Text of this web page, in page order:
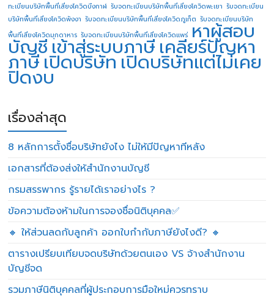
ทะเบียนบริษัทพื้นที่เสี่ยงโควิดบึงกาฬ รับจดทะเบียนบริษัทพื้นที่เสี่ยงโควิดพะเยา รับจดทะเบียน
บริษัทพื้นที่เสี่ยงโควิดพังงา รับจดทะเบียนบริษัทพื้นที่เสี่ยงโควิดภูเก็ต รับจดทะเบียนบริษัท
พื้นที่เสี่ยงโควิดมุกดาหาร รับจดทะเบียนบริษัทพื้นที่เสี่ยงโควิดแพร่ หาผู้สอบ
บัญชี เข้าสู่ระบบภาษี เคลียร์ปัญหา
ภาษีเปิดบริษัทเปิดบริษัทแต่ไม่เคย
ปิดงบ
เรื่องล่าสุด
8 หลักการตั้งชื่อบริษัทยังไง ไม่ให้มีปัญหาทีหลัง
เอกสารที่ต้องส่งให้สำนักงานบัญชี
กรมสรรพากร รู้รายได้เราอย่างไร ?
ข้อความต้องห้ามในการจองชื่อนิติบุคคล✅
🔸 ให้ส่วนลดกับลูกค้า ออกใบกำกับภาษียังไงดี? 🔸
ตารางเปรียบเทียบจดบริษัทด้วยตนเอง VS จ้างสำนักงาน
บัญชีจด
รวมภาษีนิติบุคคลที่ผู้ประกอบการมือใหม่ควรทราบ